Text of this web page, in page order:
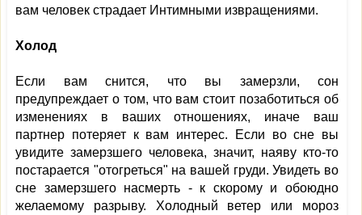
вам человек страдает Интимными извращениями.
Холод
Если вам снится, что вы замерзли, сон
предупреждает о том, что вам стоит позаботиться об
изменениях в ваших отношениях, иначе ваш
партнер потеряет к вам интерес. Если во сне вы
увидите замерзшего человека, значит, наяву кто-то
постарается "отогреться" на вашей груди. Увидеть во
сне замерзшего насмерть - к скорому и обоюдно
желаемому разрыву. Холодный ветер или мороз